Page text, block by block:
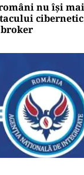
români nu își
cibernetic